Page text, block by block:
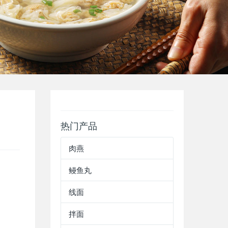
热门产品
肉燕
鳗鱼丸
线面
拌面